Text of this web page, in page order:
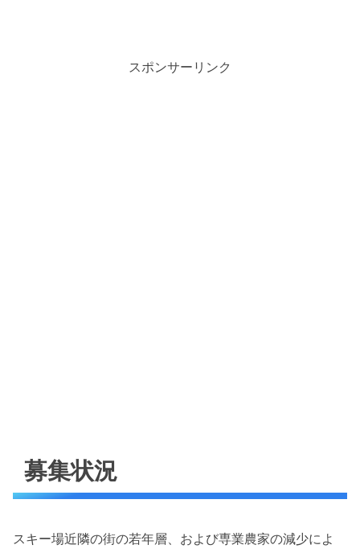
スポンサーリンク
募集状況
スキー場近隣の街の若年層、および専業農家の減少によ